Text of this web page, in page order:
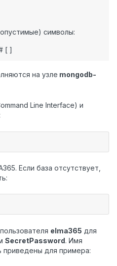
символы:
[ ]
на узле mongodb-
Line Interface) и
Если база отсутствует,
elma365 для
SecretPassword. Имя
приведены для примера: